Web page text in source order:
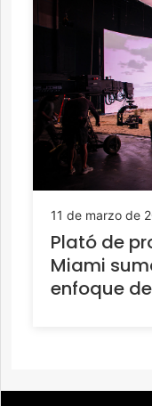
11 de marzo de
Plató de
Miami
enfoque